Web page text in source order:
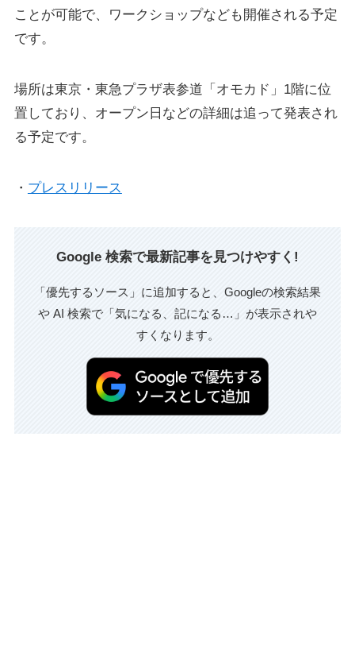
ことが可能で、ワークショップなども開催される予定
です。
場所は東京・東急プラザ表参道「オモカド」1階に位
置しており、オープン日などの詳細は追って発表され
る予定です。
・ プレスリリース
Google 検索で最新記事を見つけやすく!
「優先するソース」に追加すると、Googleの検索結果
や AI 検索で「気になる、記になる…」が表示されや
すくなります。